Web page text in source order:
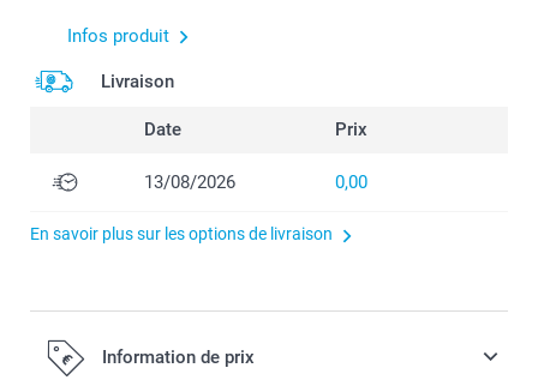
Infos produit
Livraison
Date Prix
13/08/2026 0,00
En savoir plus sur les options de livraison
Information de prix